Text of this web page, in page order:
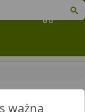
Koszyk
produktach
ważna